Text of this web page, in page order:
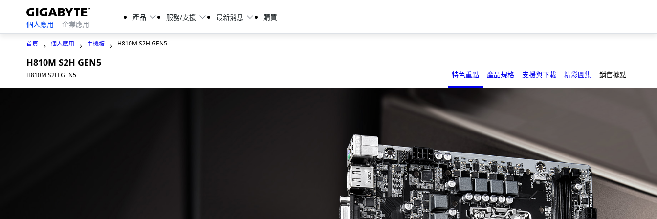
個人應用 企業應用
產品 服務/支援 最新消息 購買
首頁 個人應用 主機板 H810M S2H GEN5
H810M S2H GEN5
H810M S2H GEN5 特色重點 產品規格 支援與下載 精彩圖集 銷售據點